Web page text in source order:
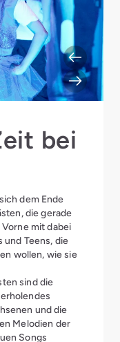
bei
dem Ende
die gerade
mit dabei
und Teens, die
wollen, wie sie
sind die
und die
Melodien der
Songs